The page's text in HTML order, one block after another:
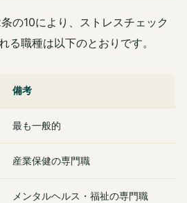
の10により、ストレスチェック
る職種は以下のとおりです。
備考
最も一般的
産業保健の専門職
メンタルヘルス・福祉の専門職